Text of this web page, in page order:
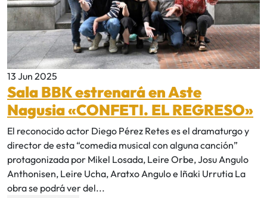
13 Jun 2025
Sala BBK estrenará en Aste
Nagusia «CONFETI. EL REGRESO»
El reconocido actor Diego Pérez Retes es el dramaturgo y
director de esta “comedia musical con alguna canción”
protagonizada por Mikel Losada, Leire Orbe, Josu Angulo
Anthonisen, Leire Ucha, Aratxo Angulo e Iñaki Urrutia La
obra se podrá ver del...